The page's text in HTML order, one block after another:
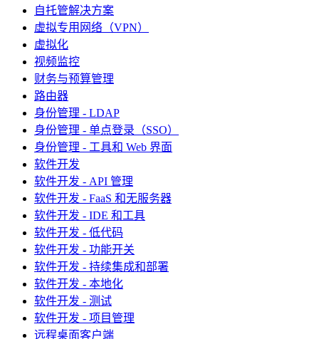
自托管解决方案
虚拟专用网络（VPN）
虚拟化
视频监控
财务与预算管理
路由器
身份管理 - LDAP
身份管理 - 单点登录（SSO）
身份管理 - 工具和 Web 界面
软件开发
软件开发 - API 管理
软件开发 - FaaS 和无服务器
软件开发 - IDE 和工具
软件开发 - 低代码
软件开发 - 功能开关
软件开发 - 持续集成和部署
软件开发 - 本地化
软件开发 - 测试
软件开发 - 项目管理
远程桌面客户端